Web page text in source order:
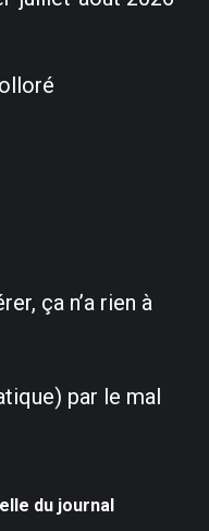
ça n’a rien à
par le mal
du journal